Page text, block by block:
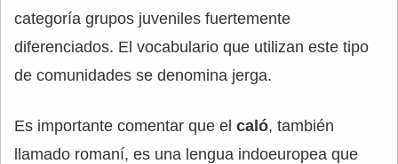
categoría grupos juveniles fuertemente
diferenciados. El vocabulario que utilizan este tipo
de comunidades se denomina jerga.
Es importante comentar que el caló, también
llamado romaní, es una lengua indoeuropea que